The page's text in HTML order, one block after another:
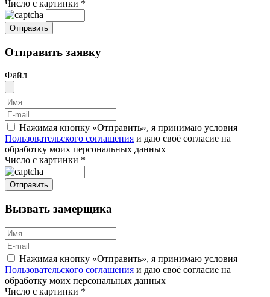
Число с картинки *
Отправить заявку
Файл
Нажимая кнопку «Отправить», я принимаю условия
Пользовательского соглашения и даю своё согласие на
обработку моих персональных данных
Число с картинки *
Вызвать замерщика
Нажимая кнопку «Отправить», я принимаю условия
Пользовательского соглашения и даю своё согласие на
обработку моих персональных данных
Число с картинки *